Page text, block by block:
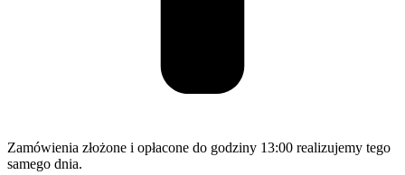
Zamówienia złożone i opłacone do godziny 13:00 realizujemy tego
samego dnia.